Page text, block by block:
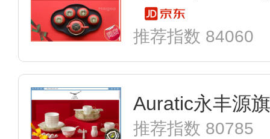
推荐指数 84060
Auratic永丰源
推荐指数 80785